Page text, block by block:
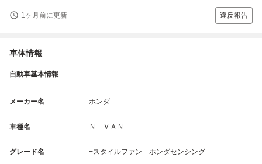
1ヶ月前に更新 違反報告
車体情報
自動車基本情報
メーカー名 ホンダ
車種名 Ｎ－ＶＡＮ
グレード名 +スタイルファン ホンダセンシング